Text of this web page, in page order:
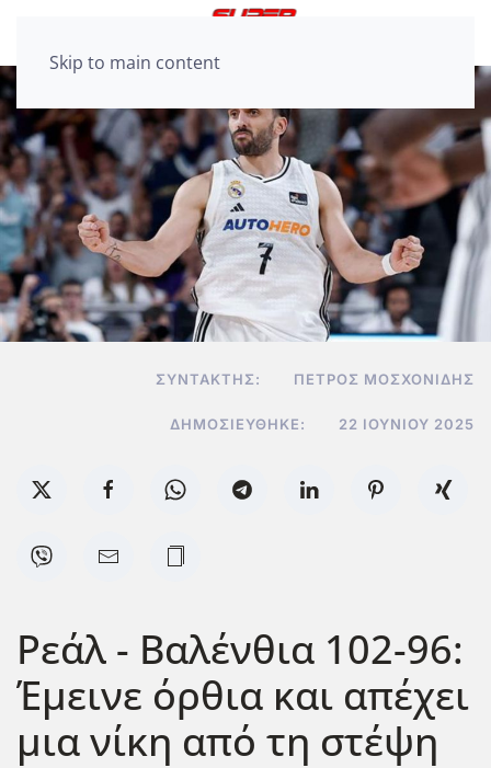
Skip to main content
ΣΥΝΤΆΚΤΗΣ: ΠΈΤΡΟΣ ΜΟΣΧΟΝΊΔΗΣ
ΔΗΜΟΣΙΕΎΘΗΚΕ: 22 ΙΟΥΝΊΟΥ 2025
Ρεάλ - Βαλένθια 102-96:
Έμεινε όρθια και απέχει
μια νίκη από τη στέψη